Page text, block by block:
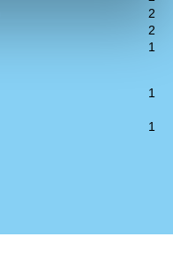
2
2
1
1
1